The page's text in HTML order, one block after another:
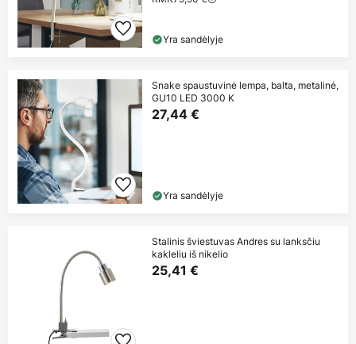
Yra sandėlyje
Snake spaustuvinė lempa, balta, metalinė,
GU10 LED 3000 K
27,44 €
Yra sandėlyje
Stalinis šviestuvas Andres su lanksčiu
kakleliu iš nikelio
25,41 €